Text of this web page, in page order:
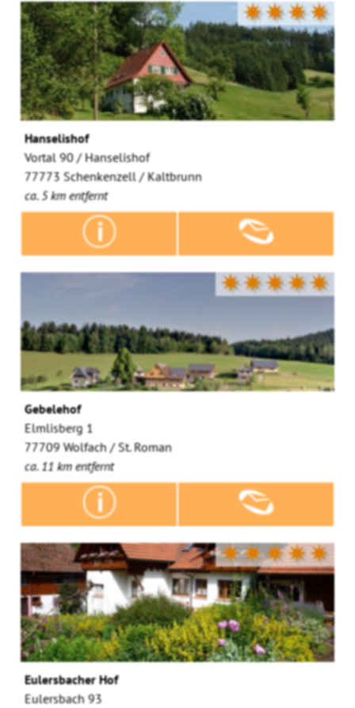
✷✷✷✷
Hanselishof
Vortal 90 / Hanselishof
77773 Schenkenzell / Kaltbrunn
ca. 5 km entfernt
✷✷✷✷✷
Gebelehof
Elmlisberg 1
77709 Wolfach / St. Roman
ca. 11 km entfernt
✷✷✷✷✷
Eulersbacher Hof
Eulersbach 93